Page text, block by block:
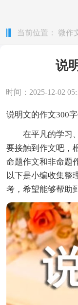
当前位置： 微作
说
时间：2025-12-02
说明文的作文300
在平凡的学习、
要接触到作文吧，
命题作文和非命题
以下是小编收集整
考，希望能够帮助